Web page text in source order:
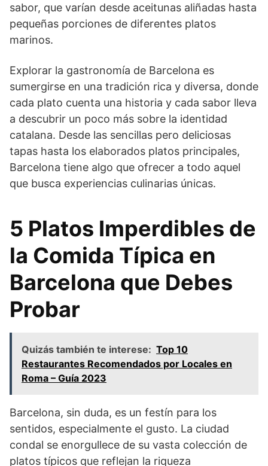
sabor, que varían desde aceitunas aliñadas hasta
pequeñas porciones de diferentes platos
marinos.
Explorar la gastronomía de Barcelona es
sumergirse en una tradición rica y diversa, donde
cada plato cuenta una historia y cada sabor lleva
a descubrir un poco más sobre la identidad
catalana. Desde las sencillas pero deliciosas
tapas hasta los elaborados platos principales,
Barcelona tiene algo que ofrecer a todo aquel
que busca experiencias culinarias únicas.
5 Platos Imperdibles de
la Comida Típica en
Barcelona que Debes
Probar
Quizás también te interese: Top 10
Restaurantes Recomendados por Locales en
Roma – Guía 2023
Barcelona, sin duda, es un festín para los
sentidos, especialmente el gusto. La ciudad
condal se enorgullece de su vasta colección de
platos típicos que reflejan la riqueza